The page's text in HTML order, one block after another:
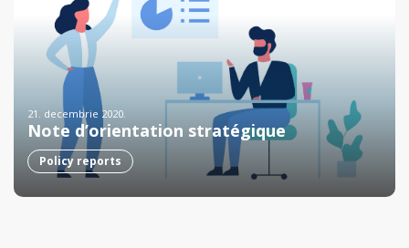
21. decembrie 2020.
Note d’orientation stratégique
Policy reports